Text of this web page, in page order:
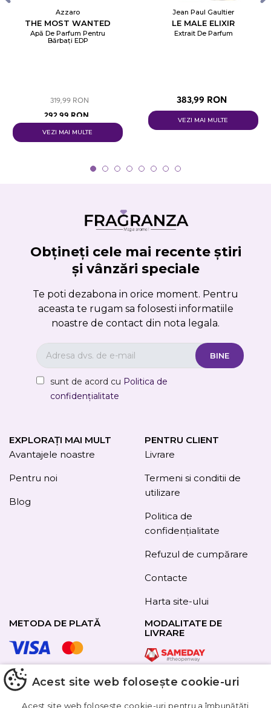
Azzaro
THE MOST WANTED
Apă De Parfum Pentru
Bărbați EDP
319,99 RON
292,99 RON
VEZI MAI MULTE
Jean Paul Gaultier
LE MALE ELIXIR
Extrait De Parfum
383,99 RON
VEZI MAI MULTE
Obțineți cele mai recente știri
și vânzări speciale
Te poti dezabona in orice moment. Pentru
aceasta te rugam sa folosesti informatiile
noastre de contact din nota legala.
sunt de acord cu Politica de
confidențialitate
EXPLORAȚI MAI MULT
Avantajele noastre
Pentru noi
Blog
PENTRU CLIENT
Livrare
Termeni si conditii de
utilizare
Politica de
confidențialitate
Refuzul de cumpărare
Contacte
Harta site-ului
METODA DE PLATĂ
URMAȚI-NE
MODALITATE DE
LIVRARE
Acest site web folosește cookie-uri
Acest site web folosește cookie-uri pentru a îmbunătăți